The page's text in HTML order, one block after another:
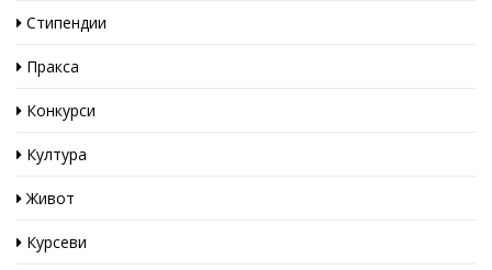
Стипендии
Пракса
Конкурси
Култура
Живот
Курсеви